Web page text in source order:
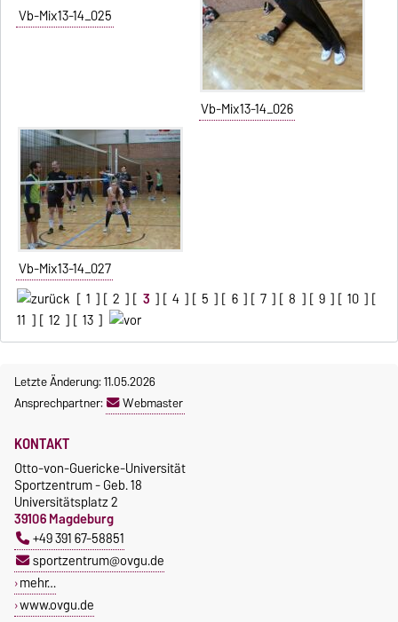
Vb-Mix13-14_025
Vb-Mix13-14_026
Vb-Mix13-14_027
[ 1 ] [ 2 ] [ 3 ] [ 4 ] [ 5 ] [ 6 ] [ 7 ] [ 8 ] [ 9 ] [ 10 ] [
11 ] [ 12 ] [ 13 ]
Letzte Änderung: 11.05.2026
Ansprechpartner:
Webmaster
KONTAKT
Otto-von-Guericke-Universität
Sportzentrum - Geb. 18
Universitätsplatz 2
39106 Magdeburg
+49 391 67-58851
sportzentrum@ovgu.de
mehr…
www.ovgu.de